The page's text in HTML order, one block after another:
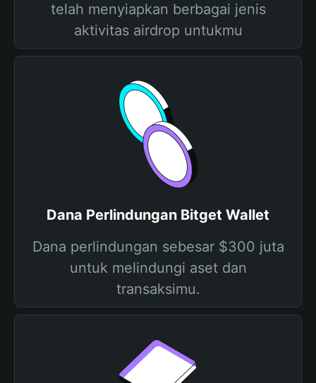
telah menyiapkan berbagai jenis
aktivitas airdrop untukmu
Dana Perlindungan Bitget Wallet
Dana perlindungan sebesar $300 juta
untuk melindungi aset dan
transaksimu.